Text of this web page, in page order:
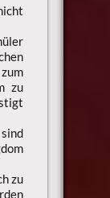
zu
zu